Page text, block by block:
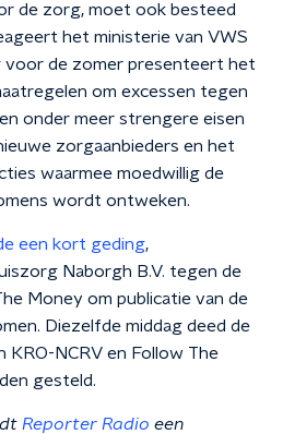
de zorg, moet ook besteed
het ministerie van VWS
voor de zomer presenteert het
om excessen tegen
onder meer strengere eisen
zorgaanbieders en het
waarmee moedwillig de
wordt ontweken.
een kort geding,
Naborgh B.V. tegen de
Money om publicatie van de
Diezelfde middag deed de
KRO-NCRV en Follow The
gesteld.
Reporter Radio een